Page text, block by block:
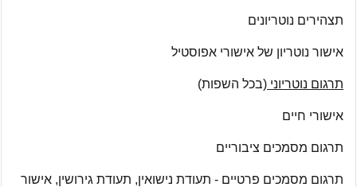
תצהירים נוטריונים
אישור נוטריון של אישורי אפוסטיל
תרגום נוטריוני (בכל השפות)
אישורי חיים
תרגום מסמכים ציבוריים
תרגום מסמכים פרטיים - תעודת נישואין, תעודת גירושין, אישור